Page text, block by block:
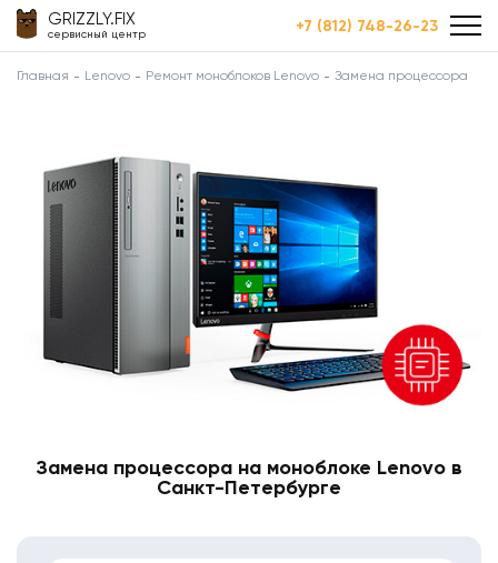
GRIZZLY.FIX
сервисный центр +7 (812) 748-26-23
Главная Lenovo Ремонт моноблоков Lenovo Замена процессора
Замена процессора на моноблоке Lenovo в
Санкт-Петербурге